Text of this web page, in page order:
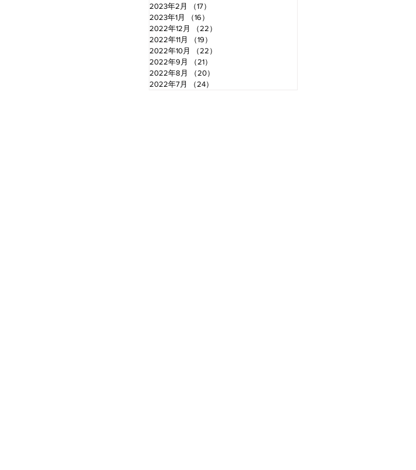
2023年2月
（17）
2023年1月
（16）
2022年12月
（22）
2022年11月
（19）
2022年10月
（22）
2022年9月
（21）
2022年8月
（20）
2022年7月
（24）